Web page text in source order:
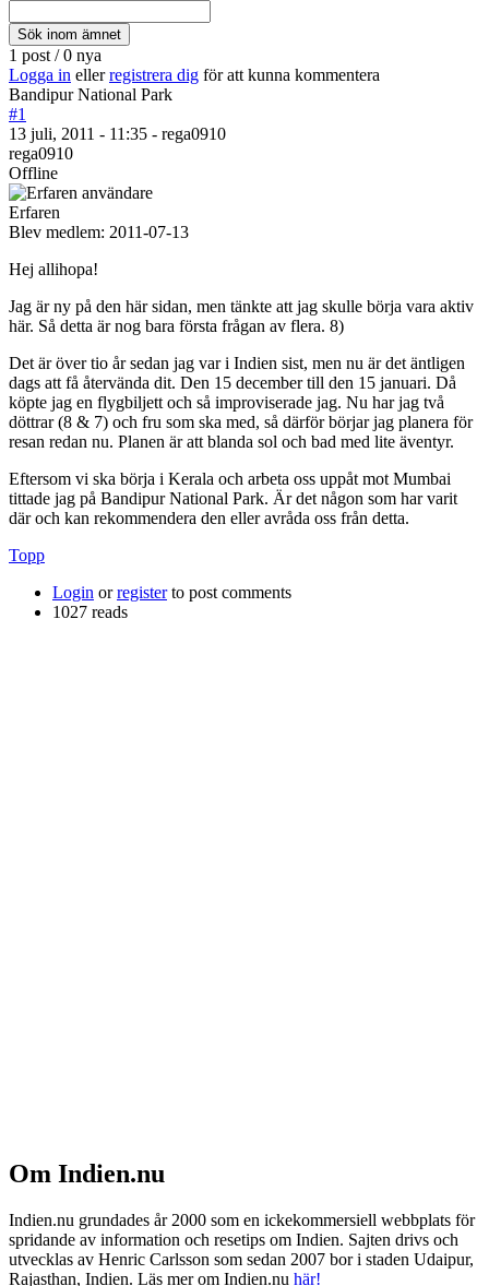
1 post / 0 nya
Logga in ellerregistrera dig för att kunna kommentera
Bandipur National Park
#1
13 juli, 2011 - 11:35 - rega0910
rega0910
Offline
Erfaren
Blev medlem: 2011-07-13
Hej allihopa!
Jag är ny på den här sidan, men tänkte att jag skulle börja vara aktiv
här. Så detta är nog bara första frågan av flera. 8)
Det är över tio år sedan jag var i Indien sist, men nu är det äntligen
dags att få återvända dit. Den 15 december till den 15 januari. Då
köpte jag en flygbiljett och så improviserade jag. Nu har jag två
döttrar (8 & 7) och fru som ska med, så därför börjar jag planera för
resan redan nu. Planen är att blanda sol och bad med lite äventyr.
Eftersom vi ska börja i Kerala och arbeta oss uppåt mot Mumbai
tittade jag på Bandipur National Park. Är det någon som har varit
där och kan rekommendera den eller avråda oss från detta.
Topp
Login orregisterto post comments
1027 reads
Om Indien.nu
Indien.nu grundades år 2000 som en ickekommersiell webbplats för
spridande av information och resetips om Indien. Sajten drivs och
utvecklas av Henric Carlsson som sedan 2007 bor i staden Udaipur,
Rajasthan, Indien. Läs mer om Indien.nu här!